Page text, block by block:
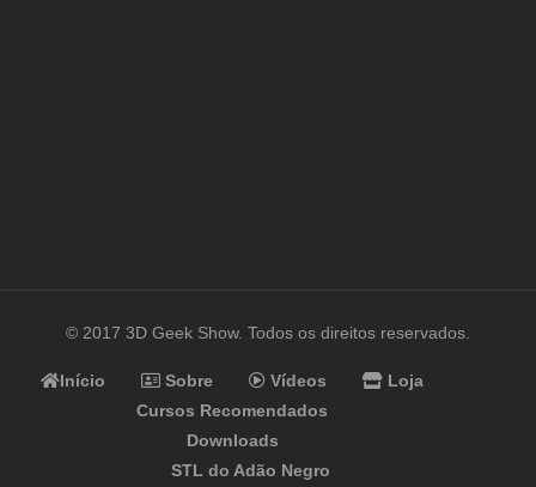
© 2017 3D Geek Show. Todos os direitos reservados.
Início Sobre Vídeos
Loja
Cursos Recomendados
Downloads
STL do Adão Negro